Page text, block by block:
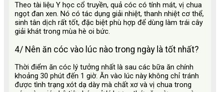
Theo tài liệu Y học cổ truyền, quả cóc có tính mát, vị chua
ngọt đan xen. Nó có tác dụng giải nhiệt, thanh nhiệt cơ thể,
sinh tân dịch rất tốt, đặc biệt phù hợp để dùng làm trái cây
giải khát trong mùa hè oi bức.
4/ Nên ăn cóc vào lúc nào trong ngày là tốt nhất?
Thời điểm ăn cóc lý tưởng nhất là sau các bữa ăn chính
khoảng 30 phút đến 1 giờ. Ăn vào lúc này không chỉ tránh
được tình trạng xót dạ dày mà chất xơ và vị chua trong